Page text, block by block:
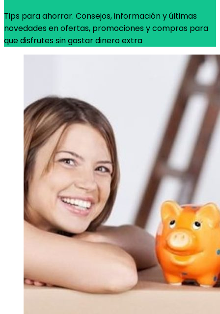
Tips para ahorrar. Consejos, información y últimas
novedades en ofertas, promociones y compras para
que disfrutes sin gastar dinero extra